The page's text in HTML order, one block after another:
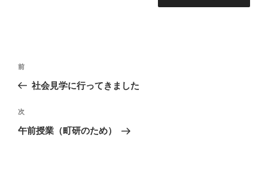
投
ナ
ビ
ゲ
前
の
稿
前
社会見学に行ってきました
次
の
次
午前授業（町研のため）